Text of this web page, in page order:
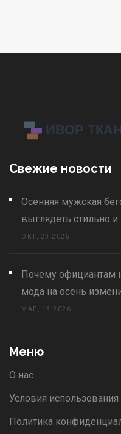
Свежие новости
Осенняя мужская
выглядеть стильно и
ОКТ, 23 2025
Почему официантам
мода на осень
МАР, 13 2026
Меню
О нас
Условия использования
Политика